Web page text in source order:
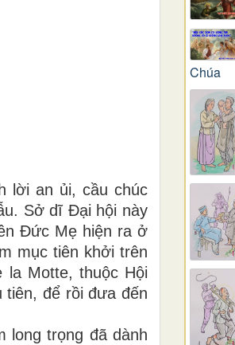
lời an ủi, cầu chúc
Sở dĩ Đại hội này
Đức Mẹ hiện ra ở
mục tiên khởi trên
la Motte, thuộc Hội
tiên, để rồi đưa đến
long trọng đã dành
Chúa